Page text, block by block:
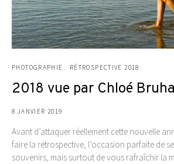
PHOTOGRAPHIE RÉTROSPECTIVE 2018
2018 vue par Chloé
8 JANVIER 2019
Avant d’attaquer réellement cette nouvelle
faire la rétrospective, l’occasion parfaite de
souvenirs, mais surtout de vous rafraîchir la